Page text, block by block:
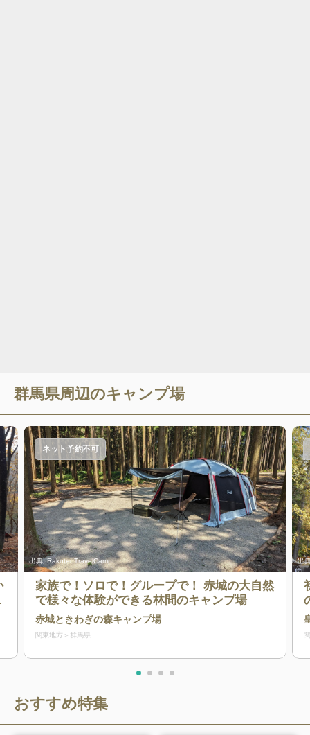
群馬県周辺のキャンプ場
出典:RakutenTravelCamp
ネット予約不可
家族で！ソロで！グループで！ 赤城の大自然
で様々な体験ができる林間のキャンプ場
赤城ときわぎの森キャンプ場
関東地方 群馬県
出
おすすめ特集